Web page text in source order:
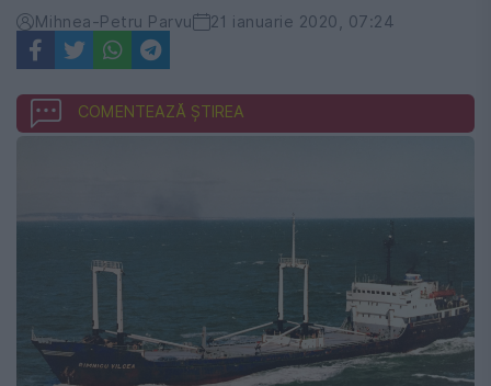
Mihnea-Petru Parvu 21 ianuarie 2020, 07:24
COMENTEAZĂ ȘTIREA